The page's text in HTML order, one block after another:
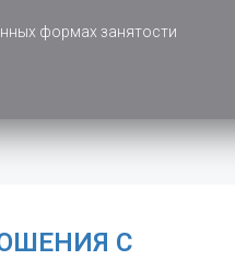
формах занятости
С